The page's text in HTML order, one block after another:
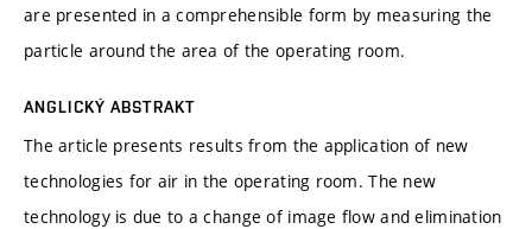
are presented in a comprehensible form by measuring the
particle around the area of the operating room.
ANGLICKÝ ABSTRAKT
The article presents results from the application of new
technologies for air in the operating room. The new
technology is due to a change of image flow and elimination